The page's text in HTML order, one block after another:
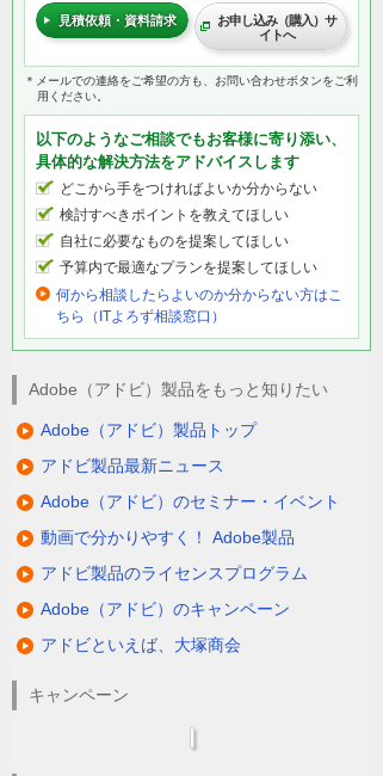
入力順に申請がされていきます。
入力後にクリックをすると、クラウドに自
動で申請書がアップロードされます。アッ
プロードが完了したら、右下の「送信」を
クリックします。
次に、承認者の画面についてご説明しま
す。申請がされると、メールで通知が届き
ックすると、ブラウザーからPDFが開くの
題がなければ、自身の捺印箇所をクリック
します。あらかじめ登録しておいた捺印イ
す。
保管についてご説明します。承認された申
請書は、起票者と承認者全員にPDFファイ
ルで届きます。完成されたPDFは、1枚目が
文書、2枚目が監査記録になっています。
どこでもキャビネットにログインします。
保存します。保存は、PDFファイルをドラ
ッグアンドドロップするだけで保存完了で
見積依頼・資料請求
お申し込み（購入）サ
イトへ
＊メールでの連絡をご希望の方も、お問い合わせボタンをご利
用ください。
以下のようなご相談でもお客様に寄り添い、
具体的な解決方法をアドバイスします
どこから手をつければよいか分からない
検討すべきポイントを教えてほしい
自社に必要なものを提案してほしい
予算内で最適なプランを提案してほしい
何から相談したらよいのか分からない方はこ
ちら（ITよろず相談窓口）
Adobe（アドビ）製品をもっと知りたい
Adobe（アドビ）製品トップ
アドビ製品最新ニュース
Adobe（アドビ）のセミナー・イベント
動画で分かりやすく！ Adobe製品
アドビ製品のライセンスプログラム
Adobe（アドビ）のキャンペーン
アドビといえば、大塚商会
キャンペーン